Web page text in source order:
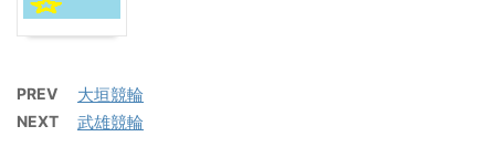
PREV 大垣競輪
NEXT 武雄競輪